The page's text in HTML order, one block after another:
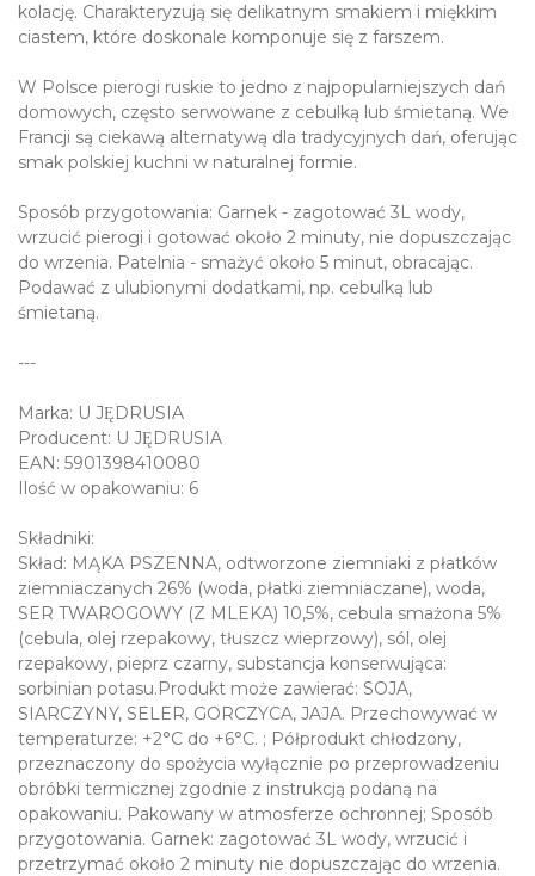
kolację. Charakteryzują się delikatnym smakiem i miękkim
ciastem, które doskonale komponuje się z farszem.
W Polsce pierogi ruskie to jedno z najpopularniejszych dań
domowych, często serwowane z cebulką lub śmietaną. We
Francji są ciekawą alternatywą dla tradycyjnych dań, oferując
smak polskiej kuchni w naturalnej formie.
Sposób przygotowania: Garnek - zagotować 3L wody,
wrzucić pierogi i gotować około 2 minuty, nie dopuszczając
do wrzenia. Patelnia - smażyć około 5 minut, obracając.
Podawać z ulubionymi dodatkami, np. cebulką lub
śmietaną.
---
Marka: U JĘDRUSIA
Producent: U JĘDRUSIA
EAN: 5901398410080
Ilość w opakowaniu: 6
Składniki:
Skład: MĄKA PSZENNA, odtworzone ziemniaki z płatków
ziemniaczanych 26% (woda, płatki ziemniaczane), woda,
SER TWAROGOWY (Z MLEKA) 10,5%, cebula smażona 5%
(cebula, olej rzepakowy, tłuszcz wieprzowy), sól, olej
rzepakowy, pieprz czarny, substancja konserwująca:
sorbinian potasu.Produkt może zawierać: SOJA,
SIARCZYNY, SELER, GORCZYCA, JAJA. Przechowywać w
temperaturze: +2°C do +6°C. ; Półprodukt chłodzony,
przeznaczony do spożycia wyłącznie po przeprowadzeniu
obróbki termicznej zgodnie z instrukcją podaną na
opakowaniu. Pakowany w atmosferze ochronnej; Sposób
przygotowania. Garnek: zagotować 3L wody, wrzucić i
przetrzymać około 2 minuty nie dopuszczając do wrzenia.